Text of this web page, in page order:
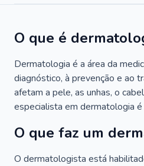
O que é
Dermatologia é a área da
diagnóstico, à prevenção e ao
afetam a pele, as unhas, o
especialista em dermatologia
O que faz um
O dermatologista está